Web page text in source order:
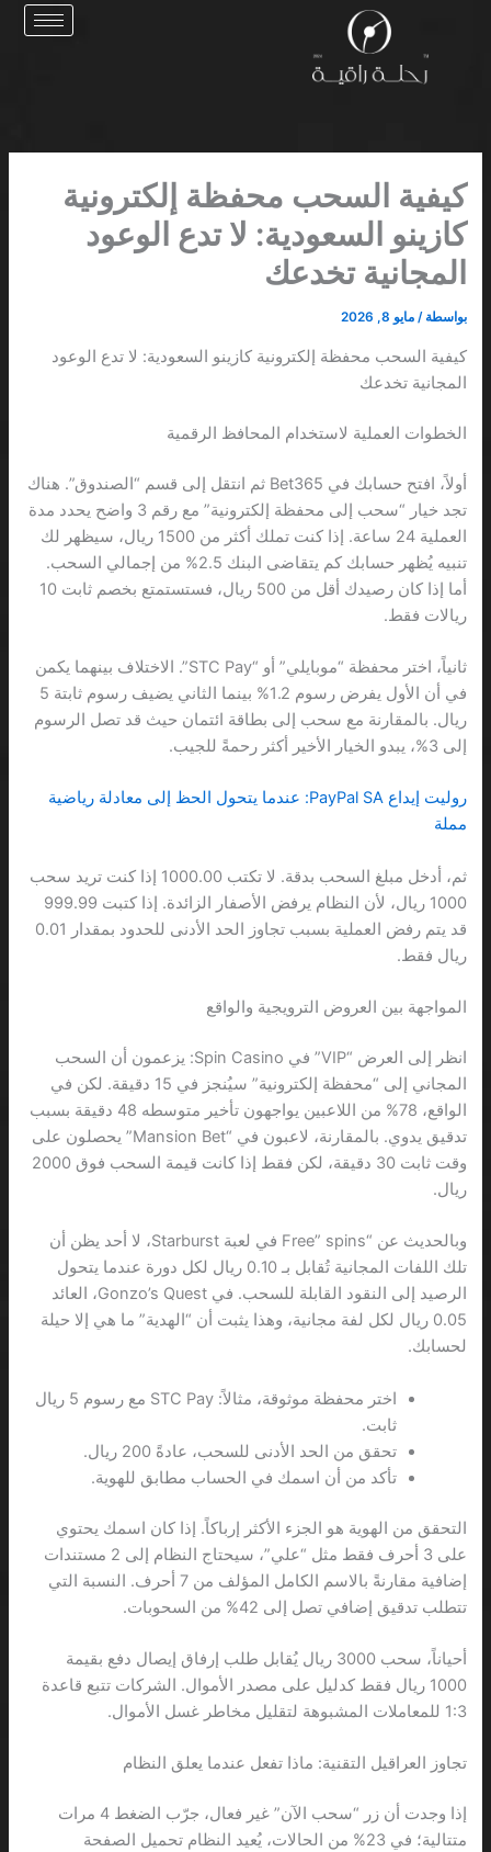
كيفية السحب محفظة إلكترونية
كازينو السعودية: لا تدع الوعود
المجانية تخدعك
بواسطة /مايو 8, 2026
كيفية السحب محفظة إلكترونية كازينو السعودية: لا تدع الوعود
المجانية تخدعك
الخطوات العملية لاستخدام المحافظ الرقمية
أولاً، افتح حسابك في Bet365 ثم انتقل إلى قسم “الصندوق”. هناك
تجد خيار “سحب إلى محفظة إلكترونية” مع رقم 3 واضح يحدد مدة
العملية 24 ساعة. إذا كنت تملك أكثر من 1500 ريال، سيظهر لك
تنبيه يُظهر حسابك كم يتقاضى البنك 2.5% من إجمالي السحب.
أما إذا كان رصيدك أقل من 500 ريال، فستستمتع بخصم ثابت 10
ريالات فقط.
ثانياً، اختر محفظة “موبايلي” أو “STC Pay”. الاختلاف بينهما يكمن
في أن الأول يفرض رسوم 1.2% بينما الثاني يضيف رسوم ثابتة 5
ريال. بالمقارنة مع سحب إلى بطاقة ائتمان حيث قد تصل الرسوم
إلى 3%، يبدو الخيار الأخير أكثر رحمةً للجيب.
روليت إيداع PayPal SA: عندما يتحول الحظ إلى معادلة رياضية
مملة
ثم، أدخل مبلغ السحب بدقة. لا تكتب 1000.00 إذا كنت تريد سحب
1000 ريال، لأن النظام يرفض الأصفار الزائدة. إذا كتبت 999.99
قد يتم رفض العملية بسبب تجاوز الحد الأدنى للحدود بمقدار 0.01
ريال فقط.
المواجهة بين العروض الترويجية والواقع
انظر إلى العرض “VIP” في Spin Casino: يزعمون أن السحب
المجاني إلى “محفظة إلكترونية” سيُنجز في 15 دقيقة. لكن في
الواقع، 78% من اللاعبين يواجهون تأخير متوسطه 48 دقيقة بسبب
تدقيق يدوي. بالمقارنة، لاعبون في “Mansion Bet” يحصلون على
وقت ثابت 30 دقيقة، لكن فقط إذا كانت قيمة السحب فوق 2000
ريال.
وبالحديث عن “Free” spins في لعبة Starburst، لا أحد يظن أن
تلك اللفات المجانية تُقابل بـ 0.10 ريال لكل دورة عندما يتحول
الرصيد إلى النقود القابلة للسحب. في Gonzo’s Quest، العائد
0.05 ريال لكل لفة مجانية، وهذا يثبت أن “الهدية” ما هي إلا حيلة
لحسابك.
اختر محفظة موثوقة، مثالاً: STC Pay مع رسوم 5 ريال
ثابت.
تحقق من الحد الأدنى للسحب، عادةً 200 ريال.
تأكد من أن اسمك في الحساب مطابق للهوية.
التحقق من الهوية هو الجزء الأكثر إرباكاً. إذا كان اسمك يحتوي
على 3 أحرف فقط مثل “علي”، سيحتاج النظام إلى 2 مستندات
إضافية مقارنةً بالاسم الكامل المؤلف من 7 أحرف. النسبة التي
تتطلب تدقيق إضافي تصل إلى 42% من السحوبات.
أحياناً، سحب 3000 ريال يُقابل طلب إرفاق إيصال دفع بقيمة
1000 ريال فقط كدليل على مصدر الأموال. الشركات تتبع قاعدة
1:3 للمعاملات المشبوهة لتقليل مخاطر غسل الأموال.
تجاوز العراقيل التقنية: ماذا تفعل عندما يعلق النظام
إذا وجدت أن زر “سحب الآن” غير فعال، جرّب الضغط 4 مرات
متتالية؛ في 23% من الحالات، يُعيد النظام تحميل الصفحة